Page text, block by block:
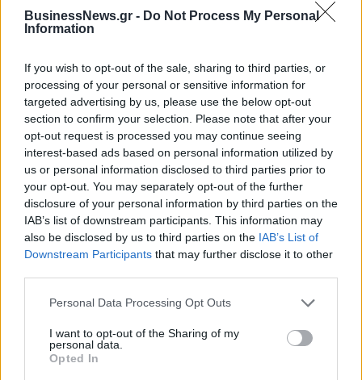
BusinessNews.gr - Do Not Process My Personal
Information
If you wish to opt-out of the sale, sharing to third parties, or
processing of your personal or sensitive information for
targeted advertising by us, please use the below opt-out
section to confirm your selection. Please note that after your
opt-out request is processed you may continue seeing
interest-based ads based on personal information utilized by
us or personal information disclosed to third parties prior to
your opt-out. You may separately opt-out of the further
disclosure of your personal information by third parties on the
IAB’s list of downstream participants. This information may
also be disclosed by us to third parties on the IAB’s List of
Downstream Participants that may further disclose it to other
Personal Data Processing Opt Outs
I want to opt-out of the Sharing of my
personal data.
Opted In
Live στις 21:00, ο προημιτελικός της Εθνικής Νεανίδων κόντρα στη
νίκη της Ελλάδας στην
πρεμιέρα, 78-36 την Ιρλανδία
Fourlis: Συμφωνία για την